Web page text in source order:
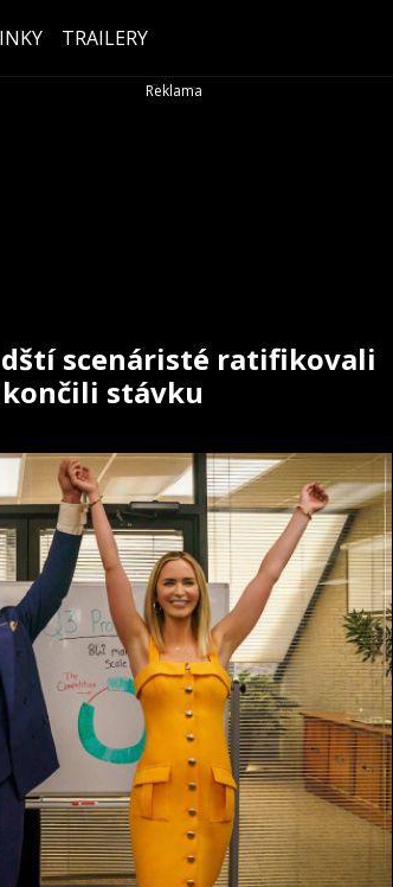
TRAILERY
scenáristé ratifikovali
stávku